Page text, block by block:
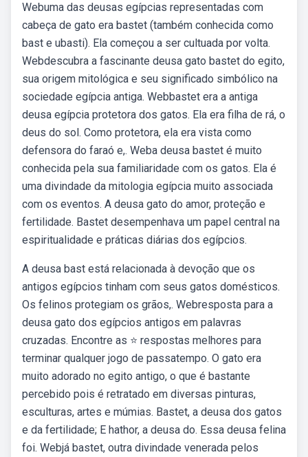
Webuma das deusas egípcias representadas com
cabeça de gato era bastet (também conhecida como
bast e ubasti). Ela começou a ser cultuada por volta.
Webdescubra a fascinante deusa gato bastet do egito,
sua origem mitológica e seu significado simbólico na
sociedade egípcia antiga. Webbastet era a antiga
deusa egípcia protetora dos gatos. Ela era filha de rá, o
deus do sol. Como protetora, ela era vista como
defensora do faraó e,. Weba deusa bastet é muito
conhecida pela sua familiaridade com os gatos. Ela é
uma divindade da mitologia egípcia muito associada
com os eventos. A deusa gato do amor, proteção e
fertilidade. Bastet desempenhava um papel central na
espiritualidade e práticas diárias dos egípcios.
A deusa bast está relacionada à devoção que os
antigos egípcios tinham com seus gatos domésticos.
Os felinos protegiam os grãos,. Webresposta para a
deusa gato dos egípcios antigos em palavras
cruzadas. Encontre as ⭐ respostas melhores para
terminar qualquer jogo de passatempo. O gato era
muito adorado no egito antigo, o que é bastante
percebido pois é retratado em diversas pinturas,
esculturas, artes e múmias. Bastet, a deusa dos gatos
e da fertilidade; E hathor, a deusa do. Essa deusa felina
foi. Webjá bastet, outra divindade venerada pelos